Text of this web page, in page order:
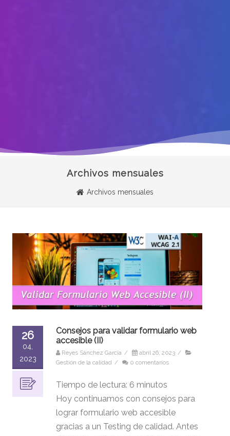
Archivos mensuales
Archivos mensuales
26
04,
2023
Consejos para validar formulario web
accesible (II)
Reyes Sánchez García / abril 26, 2023 /
Gestión de la calidad / 0 comentarios
Tiempo de lectura: 6 minutos
Hoy continuamos con consejos para
lograr formulario web accesible
gracias a un Testing de calidad. Antes